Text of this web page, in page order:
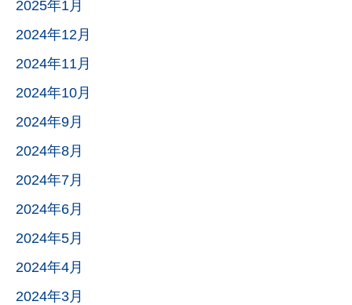
2025年1月
2024年12月
2024年11月
2024年10月
2024年9月
2024年8月
2024年7月
2024年6月
2024年5月
2024年4月
2024年3月